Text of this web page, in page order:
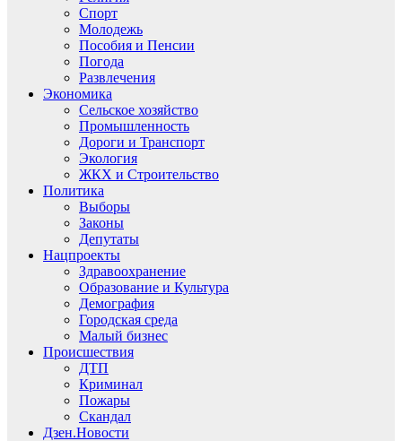
Спорт
Молодежь
Пособия и Пенсии
Погода
Развлечения
Экономика
Сельское хозяйство
Промышленность
Дороги и Транспорт
Экология
ЖКХ и Строительство
Политика
Выборы
Законы
Депутаты
Нацпроекты
Здравоохранение
Образование и Культура
Демография
Городская среда
Малый бизнес
Происшествия
ДТП
Криминал
Пожары
Скандал
Дзен.Новости